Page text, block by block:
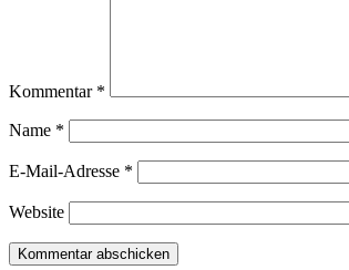
Kommentar *
Name *
E-Mail-Adresse *
Website